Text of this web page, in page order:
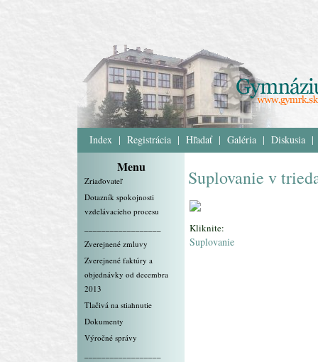
Index | Registrácia | Hľadať | Galéria | Diskusia |
Menu
Zriaďovateľ
Dotazník spokojnosti
vzdelávacieho procesu
Zverejnené zmluvy
Zverejnené faktúry a
objednávky od decembra
2013
Tlačivá na stiahnutie
Dokumenty
Výročné správy
Suplovanie v
Kliknite:
Suplovanie